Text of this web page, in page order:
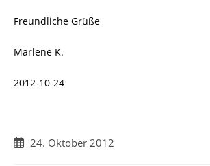
Freundliche Grüße
Marlene K.
2012-10-24
Beitrag24. Oktober 2012